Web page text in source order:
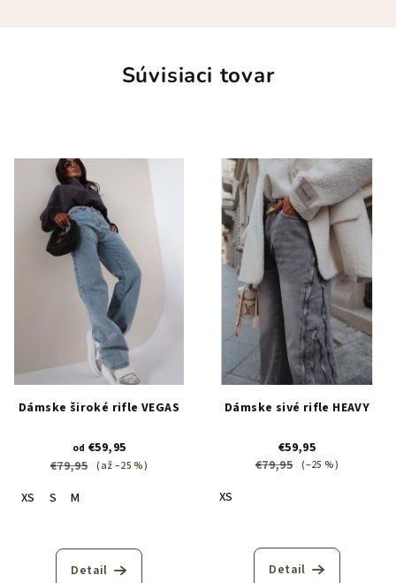
Súvisiaci tovar
Dámske široké rifle VEGAS
od €59,95
€79,95 (až –25 %)
XS S M
Detail
Dámske sivé rifle HEAVY
€59,95
€79,95 (–25 %)
XS
Detail